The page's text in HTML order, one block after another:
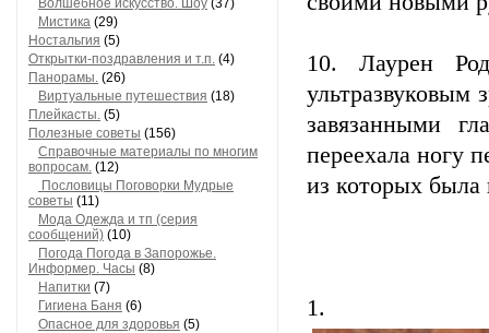
Волшебное искусство. Шоу (37)
Мистика (29)
Ностальгия (5)
Открытки-поздравления и т.п. (4)
Панорамы. (26)
Виртуальные путешествия (18)
Плейкасты. (5)
Полезные советы (156)
Справочные материалы по многим
вопросам. (12)
Пословицы Поговорки Мудрые
советы (11)
Мода Одежда и тп (серия
сообщений) (10)
Погода Погода в Запорожье.
Информер. Часы (8)
Напитки (7)
Гигиена Баня (6)
Опасное для здоровья (5)
10. Лаурен
ультразвуковым
завязанными
переехала ногу
из которых была
1.